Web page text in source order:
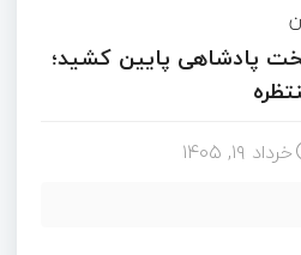
پادشاهی پایین کشید؛
خرداد ۱۹, ۱۴۰۵